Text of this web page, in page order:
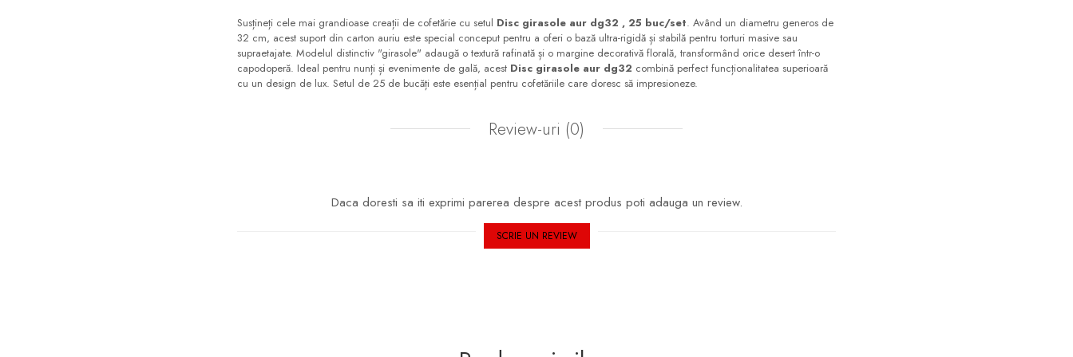
Susțineți cele mai grandioase creații de cofetărie cu setul Disc girasole aur dg32 , 25 buc/set. Având un diametru generos de
32 cm, acest suport din carton auriu este special conceput pentru a oferi o bază ultra-rigidă și stabilă pentru torturi masive sau
supraetajate. Modelul distinctiv "girasole" adaugă o textură rafinată și o margine decorativă florală, transformând orice desert într-o
capodoperă. Ideal pentru nunți și evenimente de gală, acest Disc girasole aur dg32 combină perfect funcționalitatea superioară
cu un design de lux. Setul de 25 de bucăți este esențial pentru cofetăriile care doresc să impresioneze.
Review-uri (0)
Daca doresti sa iti exprimi parerea despre acest produs poti adauga un review.
SCRIE UN REVIEW